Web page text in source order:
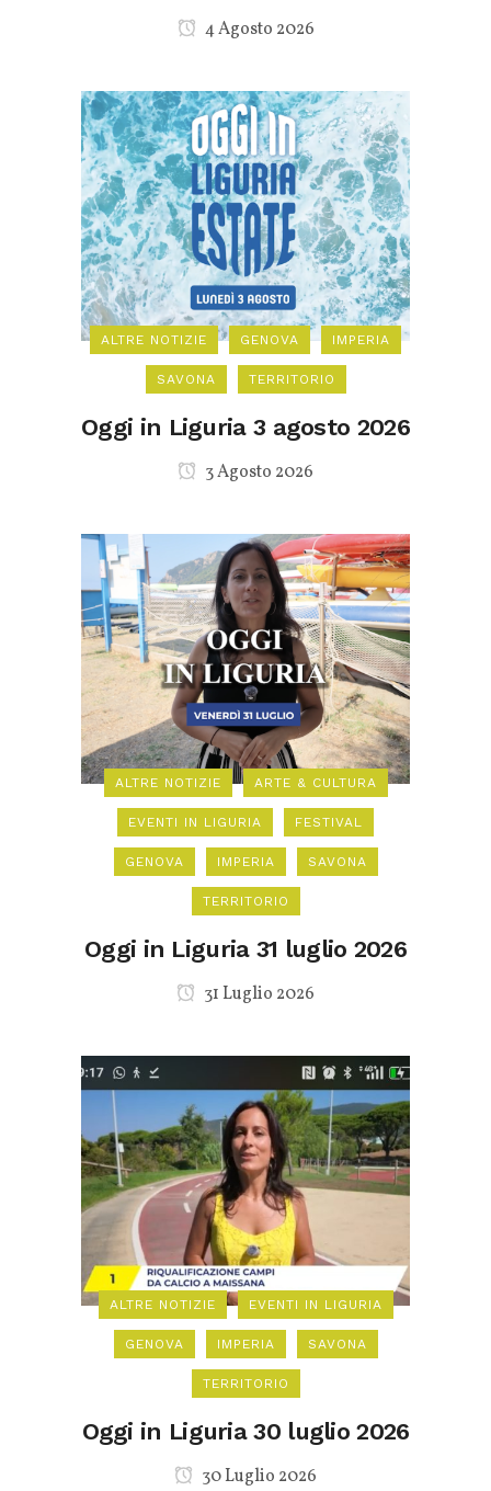
4 Agosto 2026
ALTRE NOTIZIE GENOVA IMPERIA
SAVONA TERRITORIO
Oggi in Liguria 3 agosto 2026
3 Agosto 2026
ALTRE NOTIZIE ARTE & CULTURA
EVENTI IN LIGURIA FESTIVAL
GENOVA IMPERIA SAVONA
TERRITORIO
Oggi in Liguria 31 luglio 2026
31 Luglio 2026
ALTRE NOTIZIE EVENTI IN LIGURIA
GENOVA IMPERIA SAVONA
TERRITORIO
Oggi in Liguria 30 luglio 2026
30 Luglio 2026